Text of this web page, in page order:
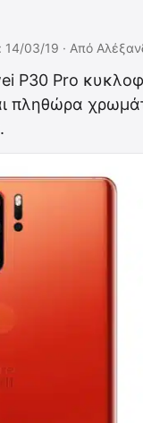
14/03/19 · Από
P30 Pro
πληθώρα